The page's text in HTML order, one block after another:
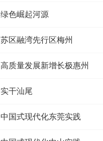
绿色崛起河源
苏区融湾先行区梅州
高质量发展新增长极惠州
实干汕尾
中国式现代化东莞实践